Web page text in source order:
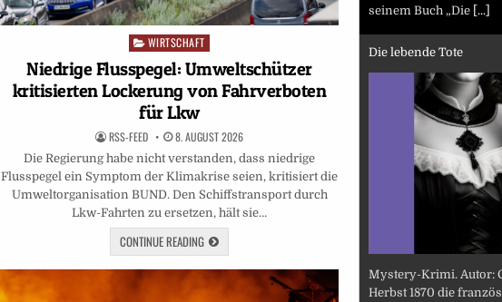
Posted
WIRTSCHAFT
Niedrige Flusspegel: Umweltschützer
kritisierten Lockerung von Fahrverboten
für Lkw
RSS-FEED 8. AUGUST 2026
Die Regierung habe nicht verstanden, dass niedrige
Flusspegel ein Symptom der Klimakrise seien, kritisiert die
Umweltorganisation BUND. Den Schiffstransport durch
Lkw-Fahrten zu ersetzen, hält sie…
CONTINUE READING
seinem Buch „Die [...]
Die lebende Tote
Mystery-Krimi. Autor:
Herbst 1870 die